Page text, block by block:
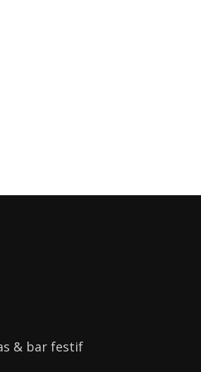
& bar festif